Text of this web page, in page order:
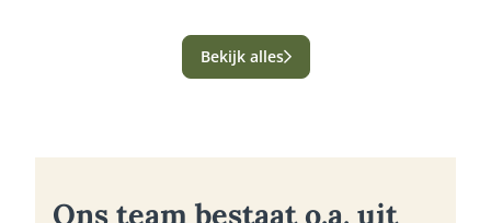
Bekijk alles
Ons team bestaat o.a. uit